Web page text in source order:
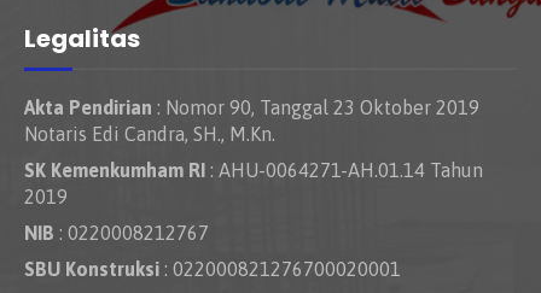
Legalitas
Akta Pendirian : Nomor 90, Tanggal 23 Oktober 2019
Notaris Edi Candra, SH., M.Kn.
SK Kemenkumham RI : AHU-0064271-AH.01.14 Tahun
2019
NIB : 0220008212767
SBU Konstruksi : 022000821276700020001